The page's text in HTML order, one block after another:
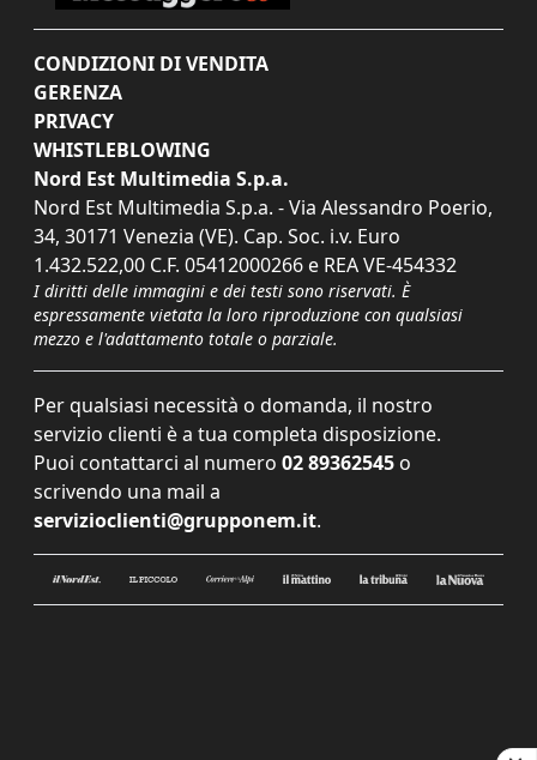
CONDIZIONI DI VENDITA
GERENZA
PRIVACY
WHISTLEBLOWING
Nord Est Multimedia S.p.a.
Nord Est Multimedia S.p.a. - Via Alessandro Poerio,
34, 30171 Venezia (VE). Cap. Soc. i.v. Euro
1.432.522,00 C.F. 05412000266 e REA VE-454332
I diritti delle immagini e dei testi sono riservati. È
espressamente vietata la loro riproduzione con qualsiasi
mezzo e l'adattamento totale o parziale.
Per qualsiasi necessità o domanda, il nostro
servizio clienti è a tua completa disposizione.
Puoi contattarci al numero 02 89362545 o
scrivendo una mail a
servizioclienti@grupponem.it.